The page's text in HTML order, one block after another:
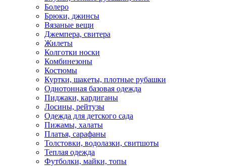
Болеро
Брюки, джинсы
Вязаные вещи
Джемпера, свитера
Жилеты
Колготки носки
Комбинезоны
Костюмы
Куртки, шакеты, плотные рубашки
Однотонная базовая одежда
Пиджаки, кардиганы
Лосины, рейтузы
Одежда для детского сада
Пижамы, халаты
Платья, сарафаны
Толстовки, водолазки, свитшоты
Теплая одежда
Футболки, майки, топы